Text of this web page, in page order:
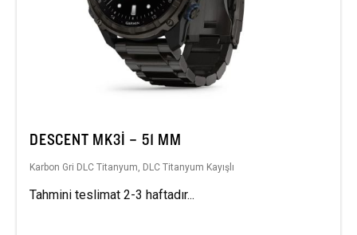
DESCENT MK3I – 51 MM
Karbon Gri DLC Titanyum, DLC Titanyum Kayışlı
Tahmini teslimat 2-3 haftadır...